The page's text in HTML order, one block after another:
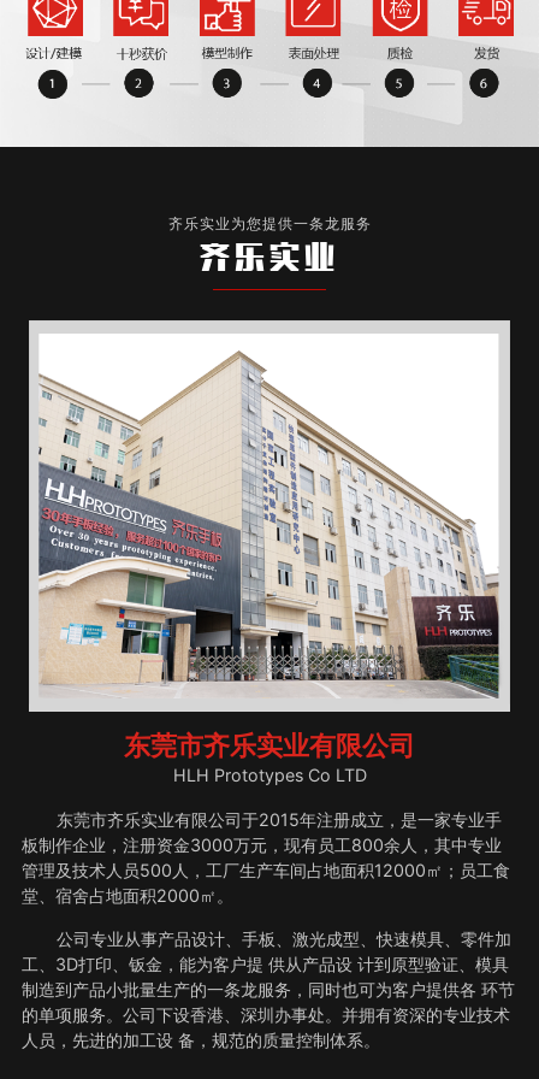
齐乐实业为您提供一条龙服务
齐乐实业
东莞市齐乐实业有限公司
HLH Prototypes Co LTD
东莞市齐乐实业有限公司于2015年注册成立，是一家专业手
板制作企业，注册资金3000万元，现有员工800余人，其中专业
管理及技术人员500人，工厂生产车间占地面积12000㎡；员工食
堂、宿舍占地面积2000㎡。
公司专业从事产品设计、手板、激光成型、快速模具、零件加
工、3D打印、钣金，能为客户提 供从产品设 计到原型验证、模具
制造到产品小批量生产的一条龙服务，同时也可为客户提供各 环节
的单项服务。公司下设香港、深圳办事处。并拥有资深的专业技术
人员，先进的加工设 备，规范的质量控制体系。